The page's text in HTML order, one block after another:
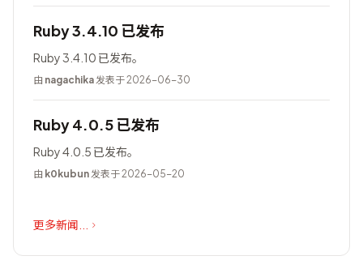
Ruby 3.4.10 已发布
Ruby 3.4.10 已发布。
由 nagachika发表于 2026-06-30
Ruby 4.0.5 已发布
Ruby 4.0.5 已发布。
由 k0kubun发表于 2026-05-20
更多新闻...